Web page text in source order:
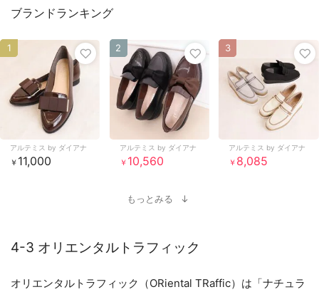
ブランドランキング
アルテミス by ダイアナ
￥ 11,000
1
アルテミス by ダイアナ
￥ 10,560
2
アルテミス by ダイアナ
￥ 8,085
3
もっとみる
4-3 オリエンタルトラフィック
オリエンタルトラフィック（ORiental TRaffic）は「ナチュラ